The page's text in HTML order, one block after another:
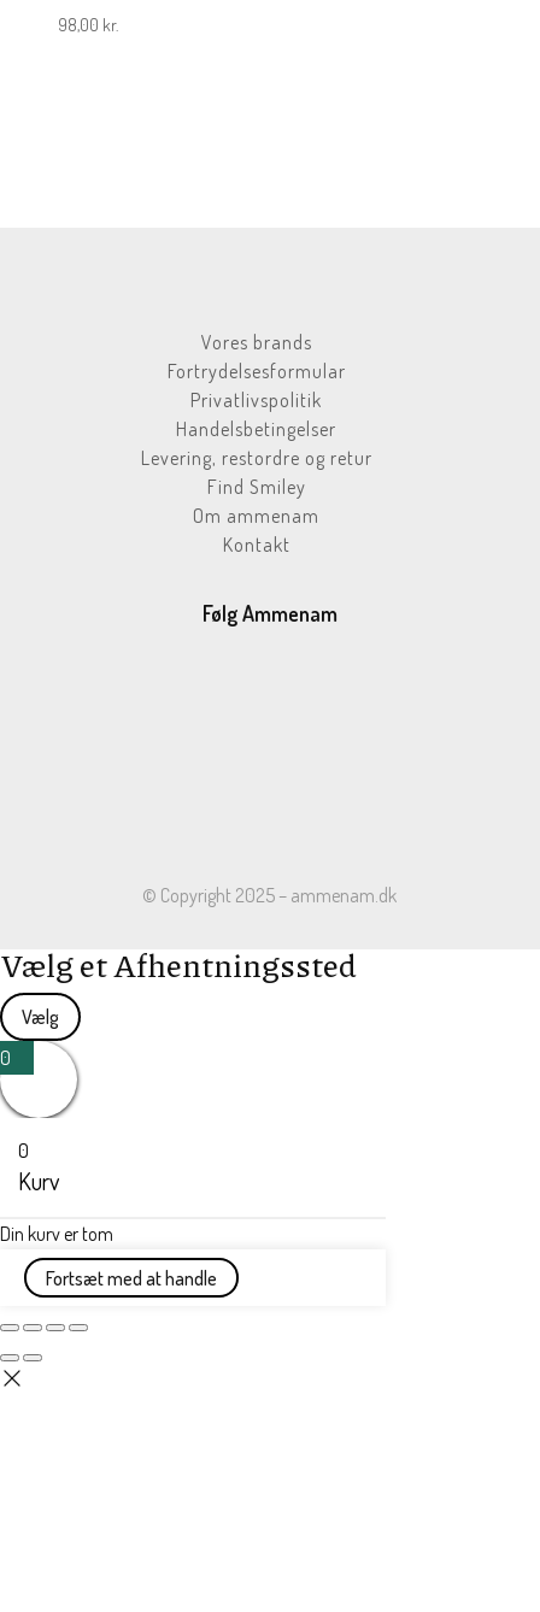
98,00 kr.
Vores brands
Fortrydelsesformular
Privatlivspolitik
Handelsbetingelser
Levering, restordre og retur
Find Smiley
Om ammenam
Kontakt
Følg Ammenam
© Copyright 2025 – ammenam.dk
Vælg et Afhentningssted
Vælg
0
0
Kurv
Din kurv er tom
Fortsæt med at handle